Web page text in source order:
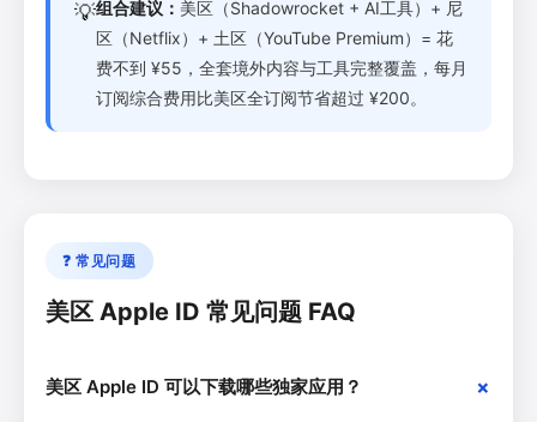
💡组合建议： 美区（Shadowrocket + AI工具）+ 尼
区（Netflix）+ 土区（YouTube Premium）= 花
费不到 ¥55，全套境外内容与工具完整覆盖，每月
订阅综合费用比美区全订阅节省超过 ¥200。
❓ 常见问题
美区 Apple ID 常见问题 FAQ
美区 Apple ID 可以下载哪些独家应用？